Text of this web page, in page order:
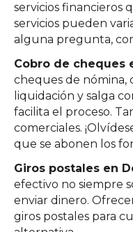
servicios financieros
servicios pueden
alguna pregunta,
Cobro de cheques
cheques de nómina,
liquidación y salga
facilita el proceso.
comerciales.
que se abonen los
Giros postales en
efectivo no siempre
enviar dinero.
giros postales para